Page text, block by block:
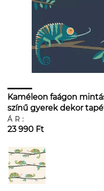
Kaméleon faágon
színű gyerek dekor
ÁR:
23 990 Ft